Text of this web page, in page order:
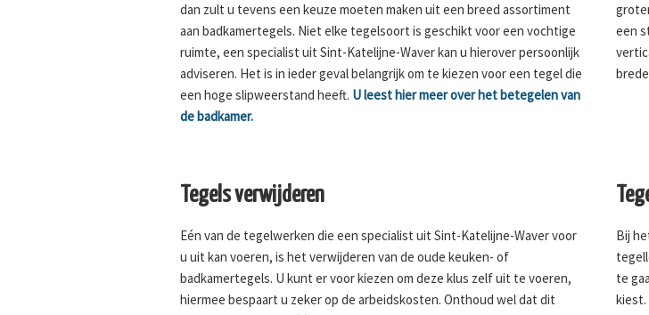
dan zult u tevens een keuze moeten maken uit een breed assortiment
aan badkamertegels. Niet elke tegelsoort is geschikt voor een vochtige
ruimte, een specialist uit Sint-Katelijne-Waver kan u hierover persoonlijk
adviseren. Het is in ieder geval belangrijk om te kiezen voor een tegel die
een hoge slipweerstand heeft. U leest hier meer over het betegelen van
de badkamer.
een
Tegels verwijderen
Eén van de tegelwerken die een specialist uit Sint-Katelijne-Waver voor
u uit kan voeren, is het verwijderen van de oude keuken- of
badkamertegels. U kunt er voor kiezen om deze klus zelf uit te voeren,
hiermee bespaart u zeker op de arbeidskosten. Onthoud wel dat dit
Bij
te
kiest.